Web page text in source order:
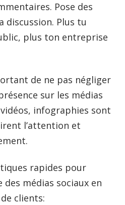
Pose des
discussion. Plus tu
plus ton entreprise
de ne pas négliger
sur les médias
infographies sont
l’attention et
rapides pour
médias sociaux en
clients: